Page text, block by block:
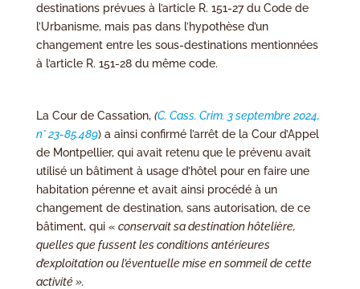
destinations prévues à l’article R. 151-27 du Code de
l’Urbanisme, mais pas dans l’hypothèse d’un
changement entre les sous-destinations mentionnées
à l’article R. 151-28 du même code.
La Cour de Cassation, (C. Cass. Crim. 3 septembre 2024,
n° 23-85.489) a ainsi confirmé l’arrêt de la Cour d’Appel
de Montpellier, qui avait retenu que le prévenu avait
utilisé un bâtiment à usage d’hôtel pour en faire une
habitation pérenne et avait ainsi procédé à un
changement de destination, sans autorisation, de ce
bâtiment, qui « conservait sa destination hôtelière,
quelles que fussent les conditions antérieures
d’exploitation ou l’éventuelle mise en sommeil de cette
activité ».